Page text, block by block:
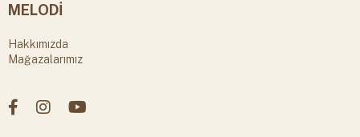
MELODİ
Hakkımızda
Mağazalarımız